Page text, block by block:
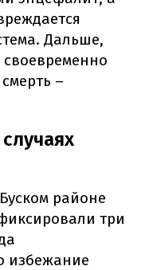
Дальше,
своевременно
–
районе
три
избежание